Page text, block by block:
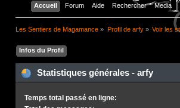
Accueil Forum Aide Rechercher Media
Les Sentiers de Magamance » Profil de arfy» Voir les
Infos du Profil
Statistiques générales - arfy
Temps total passé en ligne: